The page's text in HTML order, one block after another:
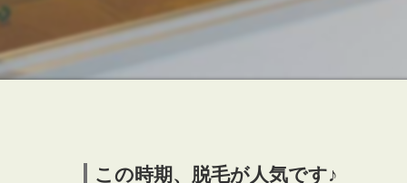
この時期、脱毛が人気です♪